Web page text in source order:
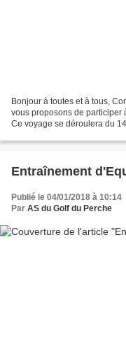
Bonjour à toutes et à tous,
vous proposons de participer
Ce voyage se déroulera du
Entraînement
Publié le 04/01/2018 à 10:14
Par AS du Golf du Perche